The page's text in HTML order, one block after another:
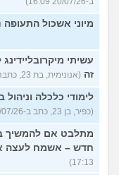
מיוני אשכול התעופה
עשיתי
זה (אנונימית, בת 23, כתבה ב-19/07/26 17:35)
לימודי כלכלה וניהול ב-2026 האם יהיה לי עתיד
(כפיר, בן 23, כתב ב-19/07/26 17:24)
מתלבט אם להמשיך
חדש – אשמח לעצה
17:13)